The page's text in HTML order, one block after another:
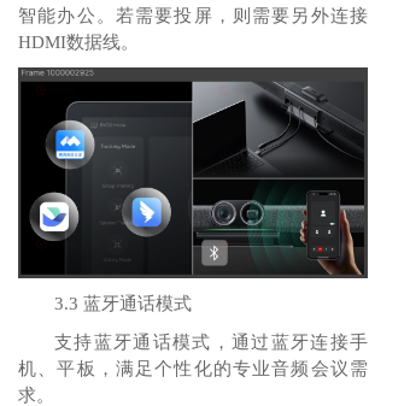
智能办公。若需要投屏，则需要另外连接
HDMI数据线。
3.3 蓝⽛通话模式
⽀持蓝⽛通话模式，通过蓝⽛连接⼿
机、平板，满⾜个性化的专业⾳频会议需
求。